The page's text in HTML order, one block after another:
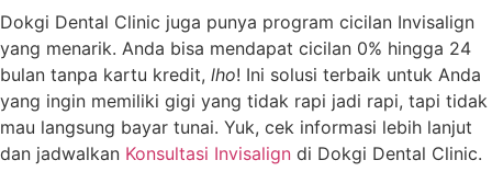
Dokgi Dental Clinic juga punya program cicilan Invisalign
yang menarik. Anda bisa mendapat cicilan 0% hingga 24
bulan tanpa kartu kredit, lho! Ini solusi terbaik untuk Anda
yang ingin memiliki gigi yang tidak rapi jadi rapi, tapi tidak
mau langsung bayar tunai. Yuk, cek informasi lebih lanjut
dan jadwalkan Konsultasi Invisalign di Dokgi Dental Clinic.